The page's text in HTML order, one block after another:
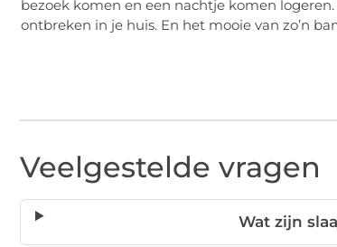
bezoek komen en een nachtje komen
ontbreken in je huis. En het mooie van zo’n
Veelgestelde vragen
Wat zijn